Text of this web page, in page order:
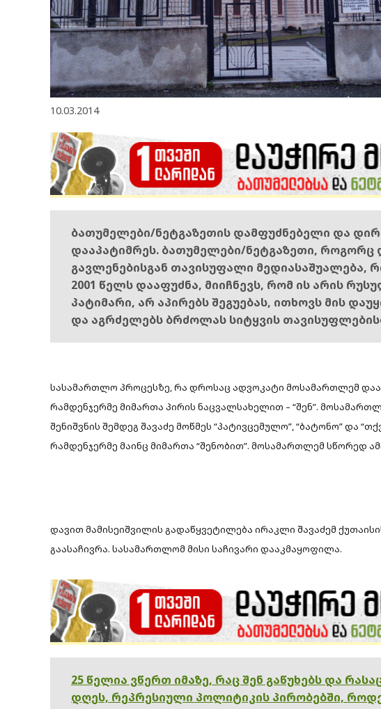
10.03.2014
ბათუმელები/ნეტგაზეთის დამფუძნებელი და
დააპატიმრეს. ბათუმელები/ნეტგაზეთი,
გავლენებისგან თავისუფალი
2001 წელს დააფუძნა, მიიჩნევს, რომ ის არის
პატიმარი, არ აპირებს შეგუებას, ითხოვს მის
და აგრძელებს ბრძოლას სიტყვის
სასამართლო პროცესზე, რა დროსაც ადვოკატი მოსამართლემ
რამდენჯერმე მიმართა პირის ნაცვალსახელით – “შენ”.
შენიშვნის შემდეგ შავაძე მოწმეს “პატივცემულო”, “ბატონო” და
რამდენჯერმე მაინც მიმართა “შენობით”. მოსამართლემ სწორედ
დავით მამისეიშვილის გადაწყვეტილება ირაკლი შავაძემ
გაასაჩივრა. სასამართლომ მისი საჩივარი დააკმაყოფილა.
25 წელია ვწერთ იმაზე, რაც შენ გაწუხებს და
დღეს, რეპრესიული პოლიტიკის პირობებში,